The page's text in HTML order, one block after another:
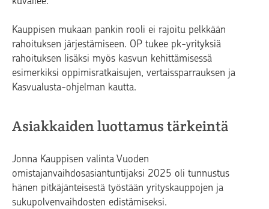
Kauppisen mukaan pankin rooli ei rajoitu pelkkään
rahoituksen järjestämiseen. OP tukee pk-yrityksiä
rahoituksen lisäksi myös kasvun kehittämisessä
esimerkiksi oppimisratkaisujen, vertaissparrauksen ja
Kasvualusta-ohjelman kautta.
Asiakkaiden luottamus tärkeintä
Jonna Kauppisen valinta Vuoden
omistajanvaihdosasiantuntijaksi 2025 oli tunnustus
hänen pitkäjänteisestä työstään yrityskauppojen ja
sukupolvenvaihdosten edistämiseksi.